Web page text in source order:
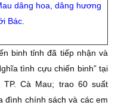
dâng hoa, dâng hương
Bác.
binh tỉnh đã tiếp nhận và
tình cựu chiến binh” tại
Cà Mau; trao 60 suất
đình chính sách và các em